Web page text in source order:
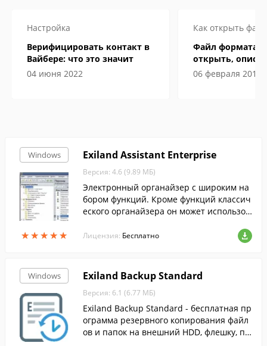
жном деле и всегда напомнит о предсто
Настройка
Верифицировать контакт в
Вайбере: что это значит
04 июня 2022
Как открыть файл
Файл формата
открыть,
особенности
06 февраля 2019
Windows
★★★★★
★★★★★
Exiland Assistant Enterprise
Версия: 4.6 (9.89 МБ)
Электронный органайзер с широким на
бором функций. Кроме функций классич
еского органайзера он может использов
M и т.д.
Лицензия: Бесплатно
Windows Exiland Backup Standard
Версия: 6.1 (6.77 МБ)
Exiland Backup Standard - бесплатная пр
ограмма резервного копирования файл
ов и папок на внешний HDD, флешку, по